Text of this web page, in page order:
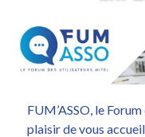
FUM’ASSO, le
plaisir de vous